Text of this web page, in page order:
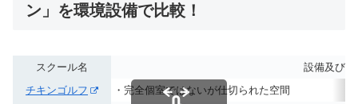
ン」を環境設備で比較！
スクール名
設備及び練
チキンゴルフ
・完全個室ではないが仕切られた空間